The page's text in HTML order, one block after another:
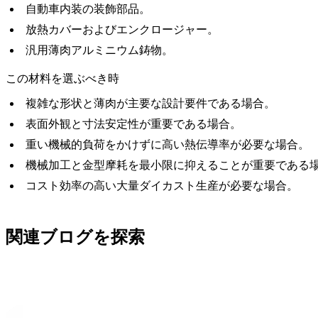
自動車内装の装飾部品。
放熱カバーおよびエンクロージャー。
汎用薄肉アルミニウム鋳物。
この材料を選ぶべき時
複雑な形状と薄肉が主要な設計要件である場合。
表面外観と寸法安定性が重要である場合。
重い機械的負荷をかけずに高い熱伝導率が必要な場合。
機械加工と金型摩耗を最小限に抑えることが重要である
コスト効率の高い大量ダイカスト生産が必要な場合。
関連ブログを探索